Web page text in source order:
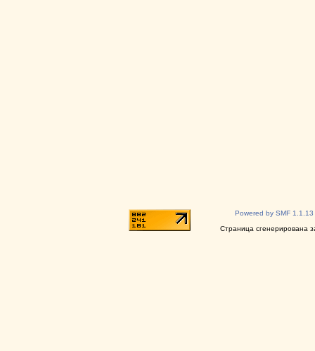
Powered by SMF 1.1.13
Страница сгенерирована